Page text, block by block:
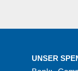
UNSER